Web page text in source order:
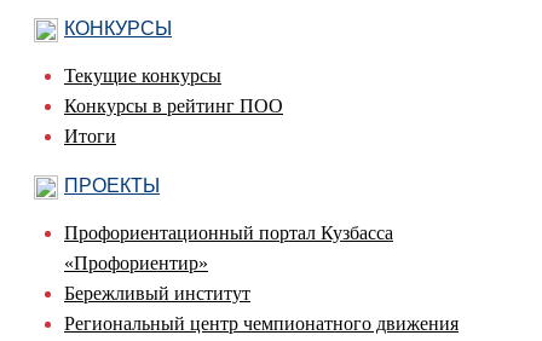
КОНКУРСЫ
Текущие конкурсы
Конкурсы в рейтинг ПОО
Итоги
ПРОЕКТЫ
Профориентационный портал Кузбасса
«Профориентир»
Бережливый институт
Региональный центр чемпионатного движения